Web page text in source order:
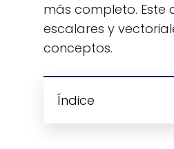
más completo.
escalares y
conceptos.
Índice